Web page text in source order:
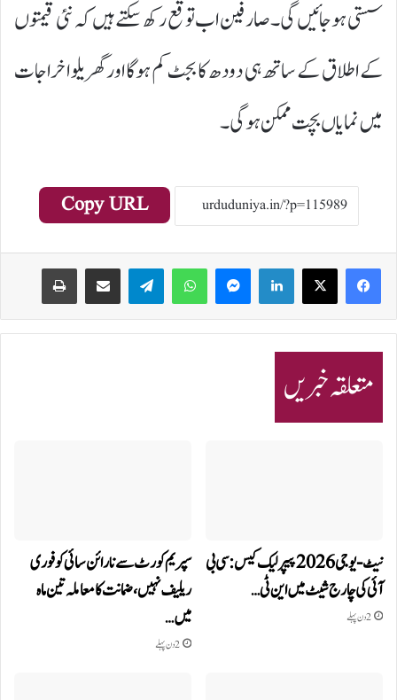
سستی ہو جائیں گی۔صارفین اب توقع رکھ سکتے ہیں کہ نئی قیمتوں
کے اطلاق کے ساتھ ہی دودھ کا بجٹ کم ہوگا اور گھریلو اخراجات
میں نمایاں بچت ممکن ہوگی۔
Copy URL
LinkedIn
WhatsApp
Telegram
متعلقہ خبریں
نیٹ-یو جی 2026 پیپر لیک کیس: سی بی
آئی کی چارج شیٹ میں این ٹی…
2 دن پہلے
سپریم کورٹ سے نارائن سائی کو فوری
ریلیف نہیں، ضمانت کا معاملہ تین ماہ
میں…
2 دن پہلے